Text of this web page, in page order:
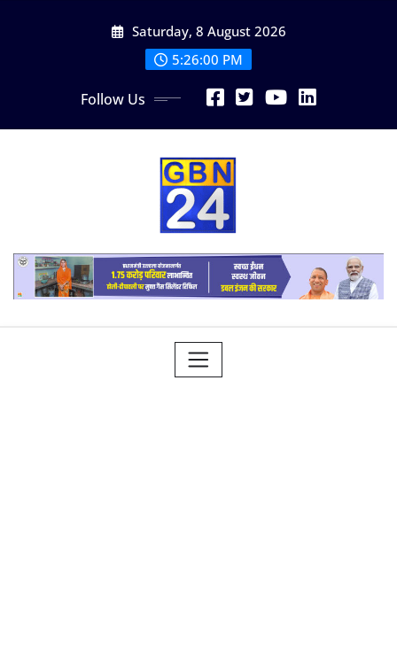
Saturday, 8 August 2026
5:26:01 PM
Follow Us